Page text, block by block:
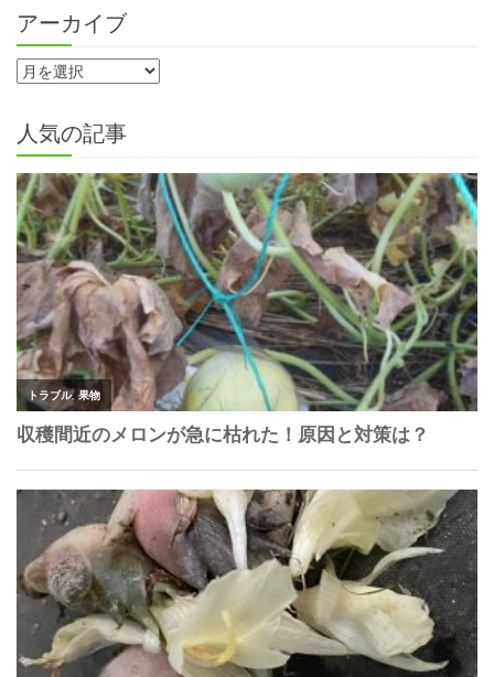
アーカイブ
人気の記事